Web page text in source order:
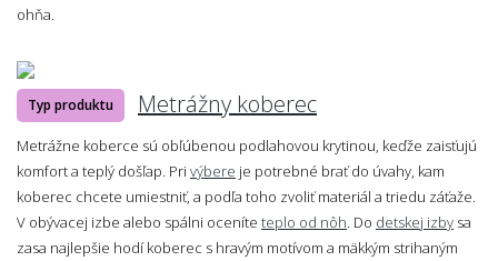
ohňa.
Typ produktu Metrážny koberec
Metrážne koberce sú obľúbenou podlahovou krytinou, keďže zaisťujú
komfort a teplý došľap. Pri výbere je potrebné brať do úvahy, kam
koberec chcete umiestniť, a podľa toho zvoliť materiál a triedu záťaže.
V obývacej izbe alebo spálni oceníte teplo od nôh. Do detskej izby sa
zasa najlepšie hodí koberec s hravým motívom a mäkkým strihaným